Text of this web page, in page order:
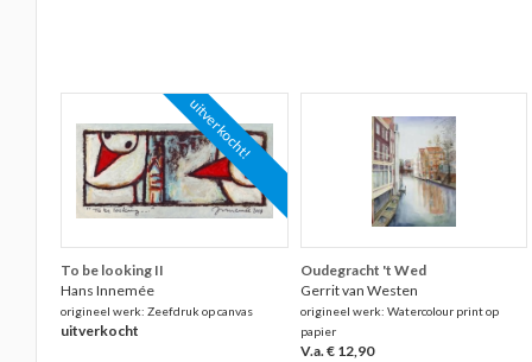
uitverkocht!
To be looking II
Hans Innemée
origineel werk: Zeefdruk op canvas
uitverkocht
Oudegracht 't Wed
Gerrit van Westen
origineel werk: Watercolour print op
papier
V.a. € 12,90